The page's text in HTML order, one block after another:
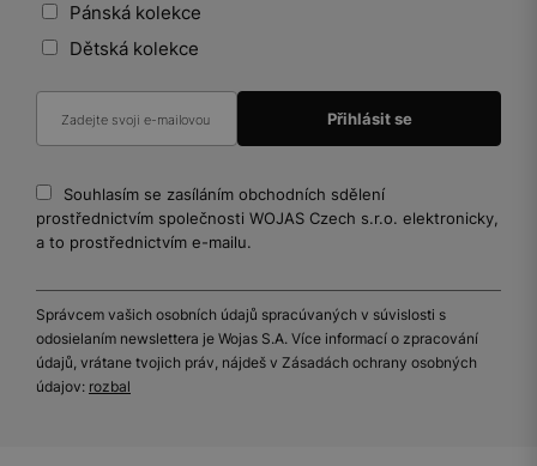
Pánská kolekce
Dětská kolekce
Souhlasím se zasíláním obchodních sdělení
prostřednictvím společnosti WOJAS Czech s.r.o. elektronicky,
a to prostřednictvím e-mailu.
Správcem vašich osobních údajů spracúvaných v súvislosti s
odosielaním newslettera je Wojas S.A. Více informací o zpracování
údajů, vrátane tvojich práv, nájdeš v Zásadách ochrany osobných
údajov: rozbal